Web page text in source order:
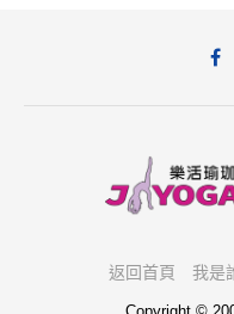
返回首頁 我是
Copyright ©